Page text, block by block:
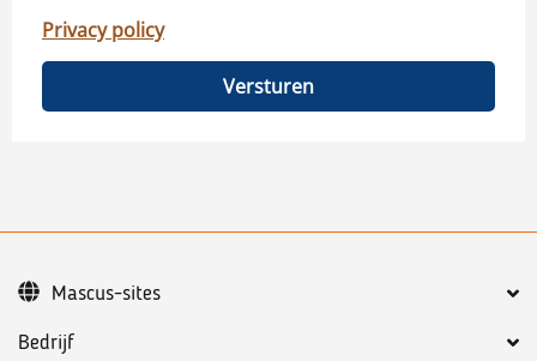
Privacy policy
Versturen
Bedrijf
Mascus-sites